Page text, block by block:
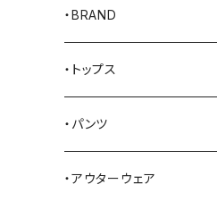
・BRAND
AKER
Alden
ALFONSO'S OF
・トップス
Tシャツ
シャツ
・パンツ
ジーンズ
・アウターウェア